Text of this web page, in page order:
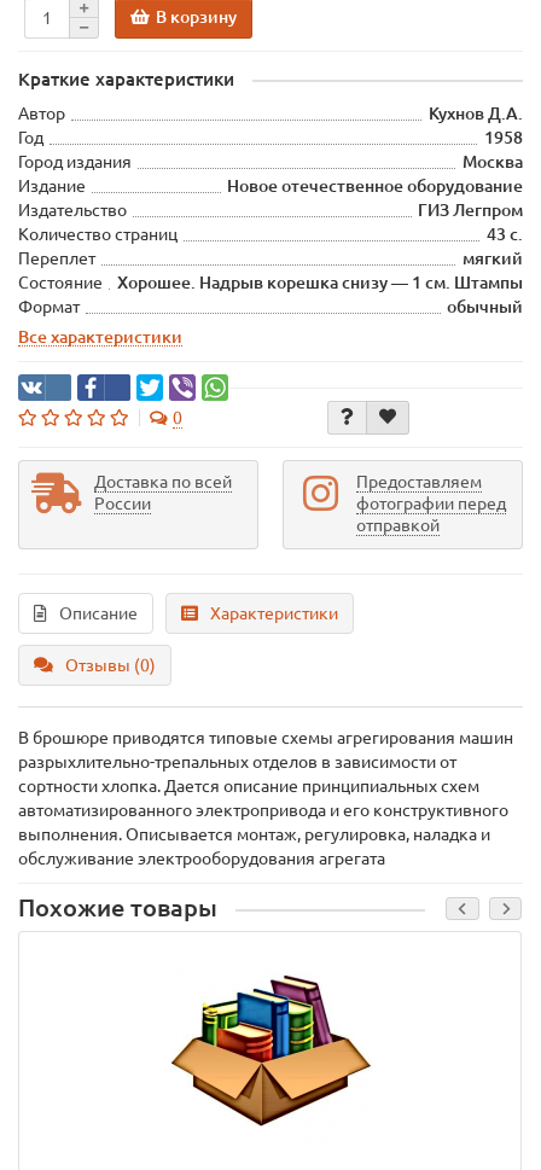
В корзину
Краткие характеристики
Автор
Кухнов Д.А.
Год
1958
Город издания
Москва
Издание
Новое отечественное оборудование
Издательство
ГИЗ Легпром
Количество страниц
43 с.
Переплет
мягкий
Состояние
Хорошее. Надрыв корешка снизу — 1 см. Штампы
Формат
обычный
Все характеристики
0
Доставка по всей
России
Предоставляем
фотографии перед
отправкой
Описание Характеристики
Отзывы (0)
В брошюре приводятся типовые схемы агрегирования машин
разрыхлительно-трепальных отделов в зависимости от
сортности хлопка. Дается описание принципиальных схем
автоматизированного электропривода и его конструктивного
выполнения. Описывается монтаж, регулировка, наладка и
обслуживание электрооборудования агрегата
Похожие товары